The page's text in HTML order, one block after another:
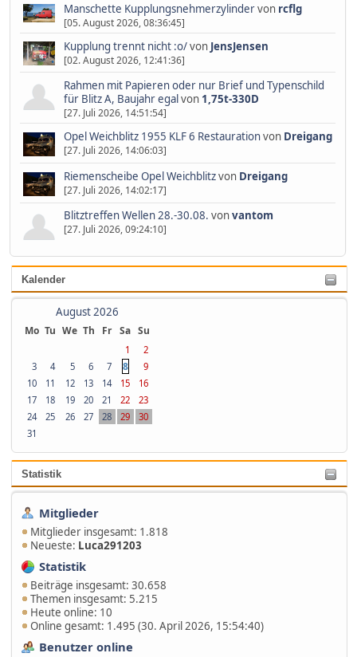
Manschette Kupplungsnehmerzylindervon rcflg
[05. August 2026, 08:36:45]
Kupplung trennt nicht :o/von JensJensen
[02. August 2026, 12:41:36]
Rahmen mit Papieren oder nur Brief und Typenschild
für Blitz A, Baujahr egal von 1,75t-330D
[27. Juli 2026, 14:51:54]
Opel Weichblitz 1955 KLF 6 Restaurationvon Dreigang
[27. Juli 2026, 14:06:03]
Riemenscheibe Opel Weichblitzvon Dreigang
[27. Juli 2026, 14:02:17]
Blitztreffen Wellen 28.-30.08. vonvantom
[27. Juli 2026, 09:24:10]
Kalender
August 2026
Mo Tu We Th Fr Sa Su
1
2
3
4 5 6 7 8
9
10
11 12 13 14 15
16
17
18 19 20 21 22
23
24
25 26 27 28 29
30
31
Statistik
Mitglieder
Mitglieder insgesamt: 1.818
Neueste: Luca291203
Statistik
Beiträge insgesamt: 30.658
Themen insgesamt: 5.215
Heute online: 10
Online gesamt: 1.495 (30. April 2026, 15:54:40)
Benutzer online